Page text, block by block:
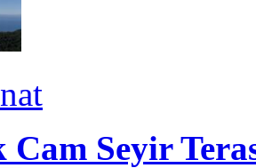
Cam Seyir